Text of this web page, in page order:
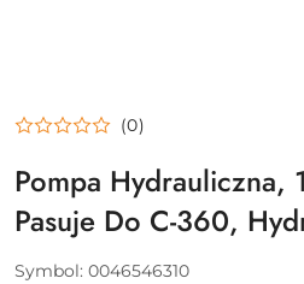
(0)
Pompa Hydrauliczna,
Pasuje Do C-360,
Symbol: 0046546310